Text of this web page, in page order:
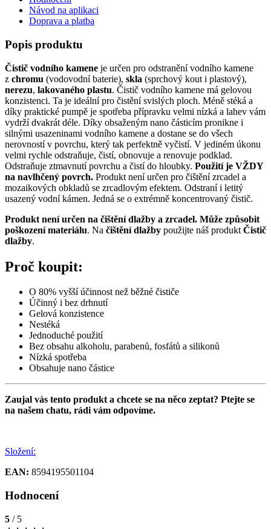
Návod na aplikaci
Doprava a platba
Popis produktu
Čistič vodního kamene je určen pro odstranění vodního kamene
z chromu (vodovodní baterie), skla (sprchový kout i plastový),
nerezu, lakovaného plastu. Čistič vodního kamene má gelovou
konzistenci. Ta je ideální pro čistění svislých ploch. Méně stéká a
díky praktické pumpě je spotřeba přípravku velmi nízká a lahev vám
vydrží dvakrát déle. Díky obsaženým nano částicím pronikne i
silnými usazeninami vodního kamene a dostane se do všech
nerovností v povrchu, který tak perfektně vyčistí. V jediném úkonu
velmi rychle odstraňuje, čistí, obnovuje a renovuje podklad.
Odstraňuje ztmavnutí povrchu a čistí do hloubky. Použití je VŽDY
na navlhčený povrch. Produkt není určen pro čištění zrcadel a
mozaikových obkladů se zrcadlovým efektem. Odstraní i letitý
usazený vodní kámen. Jedná se o extrémně koncentrovaný čistič.
Produkt není určen na čištění dlažby a zrcadel. Může způsobit
poškození materiálu. Na čištění dlažby použijte náš produkt Čistič
dlažby.
Proč koupit:
O 80% vyšší účinnost než běžné čističe
Účinný i bez drhnutí
Gelová konzistence
Nestéká
Jednoduché použití
Bez obsahu alkoholu, parabenů, fosfátů a silikonů
Nízká spotřeba
Obsahuje nano částice
Zaujal vás tento produkt a chcete se na něco zeptat? Ptejte se
na našem chatu, rádi vám odpovíme.
Složení:
EAN: 8594195501104
Hodnocení
5 / 5